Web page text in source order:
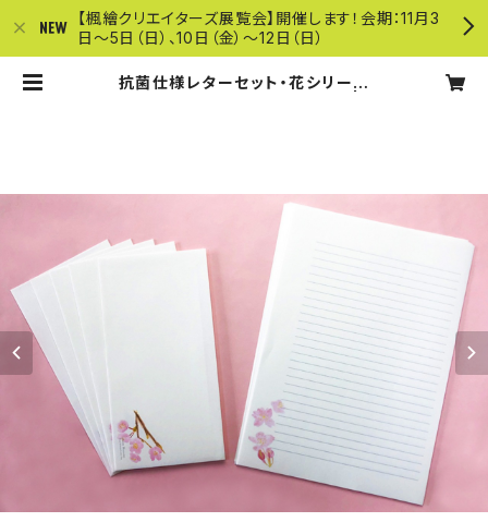
【楓繪クリエイターズ展覧会】開催します！会期：11月3
日〜5日（日）、10日（金）〜12日（日）
抗菌仕様レターセット・花シリーズ